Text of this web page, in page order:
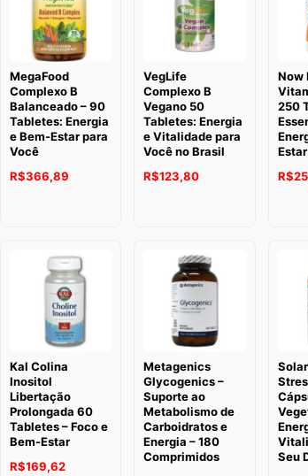
MegaFood
Complexo B
Balanceado – 90
Tabletes: Energia
e Bem-Estar para
Você
R$366,89
VegLife
Complexo B
Vegano 50
Tabletes: Energia
e Vitalidade para
Você no Brasil
R$123,80
Now
250
Estar
R$
Kal Colina
Inositol
Libertação
Prolongada 60
Tabletes – Foco e
Bem-Estar
R$169,62
Metagenics
Glycogenics –
Suporte ao
Metabolismo de
Carboidratos e
Energia – 180
Comprimidos
Seu